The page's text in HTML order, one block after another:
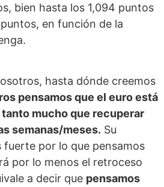
bien hasta los 1,094 puntos
en función de la
hasta dónde creemos
pensamos que el euro está
mucho que recuperar
semanas/meses. Su
fuerte por lo que pensamos
por lo menos el retroceso
a decir que pensamos